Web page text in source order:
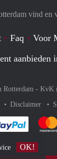
vind
Faq Voor
aanbieden
Rotterdam - KvK
Disclaimer
Je
OK!